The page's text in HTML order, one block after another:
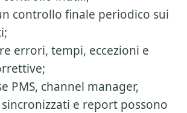
controllo finale periodico sui
errori, tempi, eccezioni e
PMS, channel manager,
e report possono